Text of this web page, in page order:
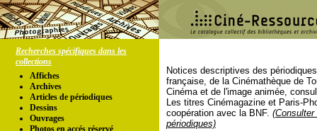
Recherches spécifiques dans les
collections
Affiches
Archives
Articles de périodiques
Dessins
Ouvrages
Photos en accés réservé
Notices descriptives des
française, de la Cinémathèque de
Cinéma et de l'image animée,
Les titres Cinémagazine et Paris-
coopération avec la BNF.
périodiques)